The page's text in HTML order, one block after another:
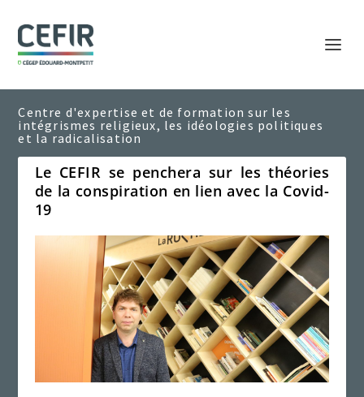
Le CEFIR se penchera sur les théories
de la conspiration en lien avec la Covid-
19